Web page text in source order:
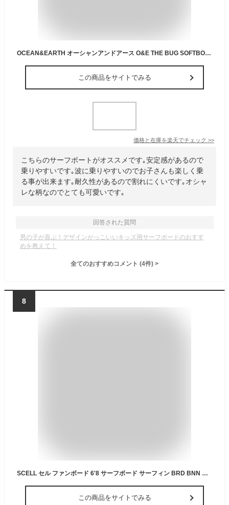
OCEAN&EARTH オーシャンアンドアース O&E THE BUG SOFTBOARD 4ftサーフボード ソフトボード スポンジボード キッズ 子ども
この商品をサイトでみる
価格と在庫を楽天でチェック >>
こちらのサーフボートがオススメです｡安定感があるので
乗りやすいです｡波に乗りやすいのでお子さんも楽しく乗
る事が出来ます｡耐久性があるので割れにくいです｡オシャ
レな柄なのでとても可愛いです｡
回答された質問
男の子が喜ぶ！デザインがっこいいキッズ用サーフボードのおすす
めを教えて！
全てのおすすめコメント (4件) >
8
SCELL セル ファンボード 6'8 サーフボード サーフィン BRD BNN ニットケース＆フィン付 JPY 8800 BRDタイプ
この商品をサイトでみる